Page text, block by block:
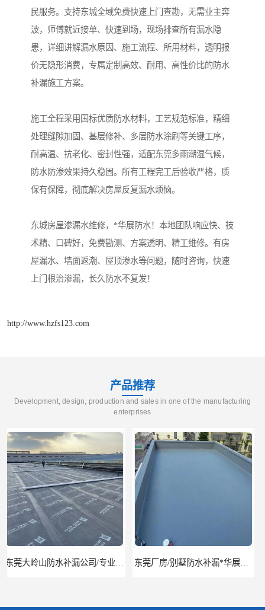
民服务。支持东城全域免费快速上门查勘，无需业主奔
波，师傅就近接单、快速到场，现场排查所有漏水隐
患，详细讲解漏水原因、施工流程、所用材料，透明报
价无隐形消费，专属定制高效、耐用、高性价比的防水
补漏施工方案。
施工全程采用国标优质防水材料，工艺规范标准，精细
处理缝隙加固、基层修补、多层防水涂刷等关键工序，
耐高温、抗老化、密封性强，适配东莞多雨潮湿气候，
防水防渗效果持久稳固。所有工程完工后验收严格，质
保有保障，彻底解决房屋反复漏水烦恼。
东城房屋渗漏水维修，*华展防水！本地团队响应快、技
术精、口碑好，免费勘测、方案透明、精工维修。有房
屋漏水、墙面返潮、屋顶渗水等问题，随时咨询，快速
上门根治渗漏，长久防水不复发！
http://www.hzfs123.com
产品推荐
Development, design, production and sales in one of the manufacturing
enterprises